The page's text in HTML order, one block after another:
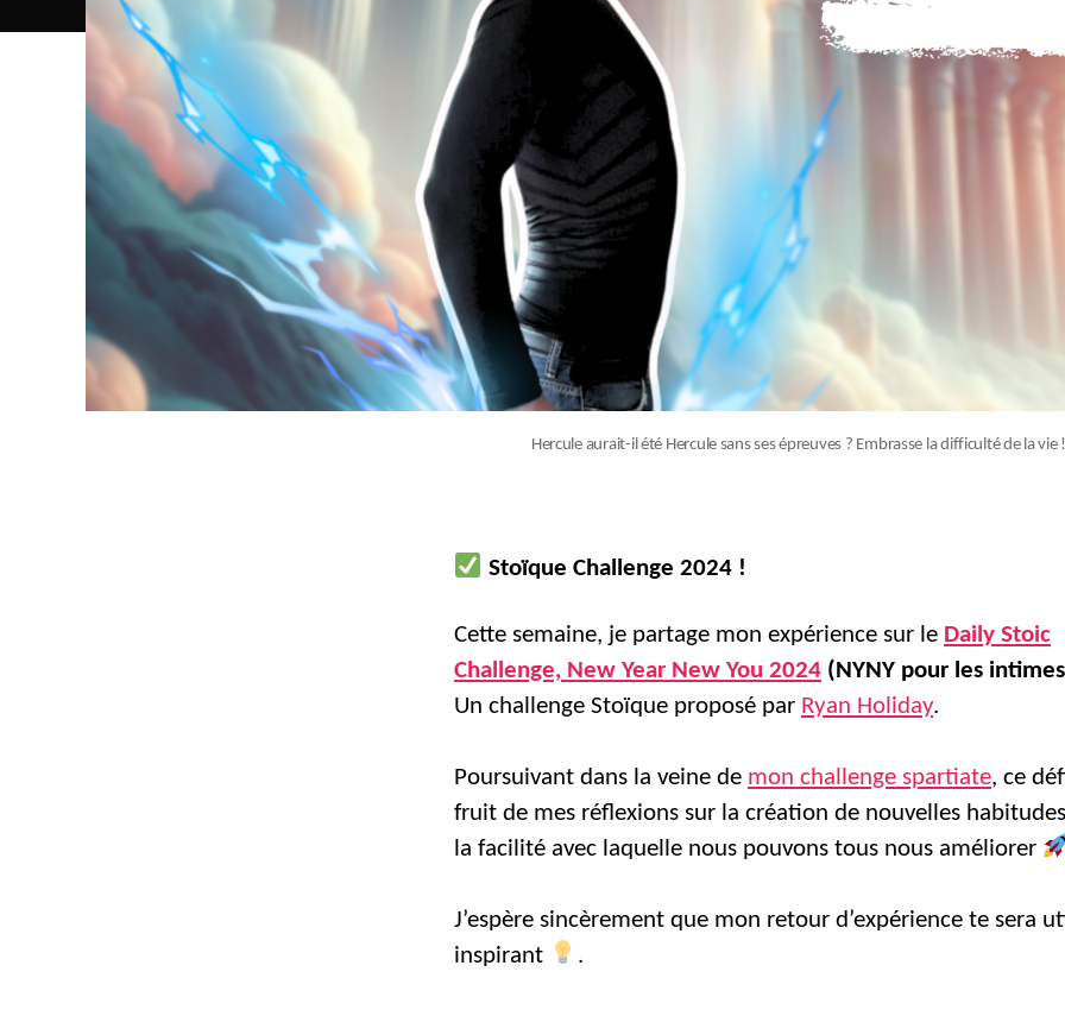
Hercule aurait-il été Hercule sans ses épreuves ? Embrasse la difficulté de la vie
Stoïque Challenge 2024 !
Cette semaine, je partage mon expérience sur le Daily Stoic
Challenge, New Year New You 2024 (NYNY pour les
Un challenge Stoïque proposé par Ryan Holiday.
Poursuivant dans la veine de mon challenge spartiate, ce
fruit de mes réflexions sur la création de nouvelles
la facilité avec laquelle nous pouvons tous nous améliorer
J’espère sincèrement que mon retour d’expérience te sera
inspirant
.